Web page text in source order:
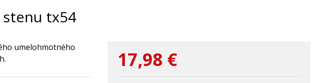
stenu tx54
17,98 €
umelohmotného